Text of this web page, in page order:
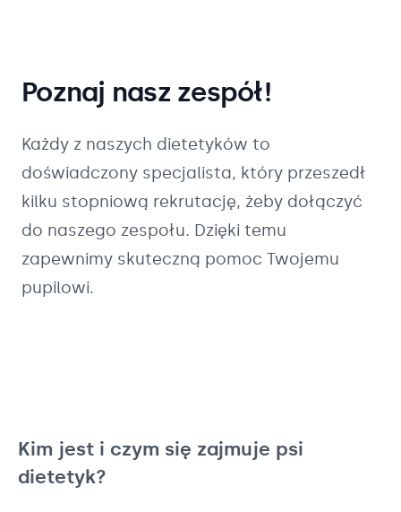
Poznaj nasz zespół!
Każdy z naszych dietetyków to
doświadczony specjalista, który przeszedł
kilku stopniową rekrutację, żeby dołączyć
do naszego zespołu. Dzięki temu
zapewnimy skuteczną pomoc Twojemu
pupilowi.
Kim jest i czym się zajmuje psi
dietetyk?